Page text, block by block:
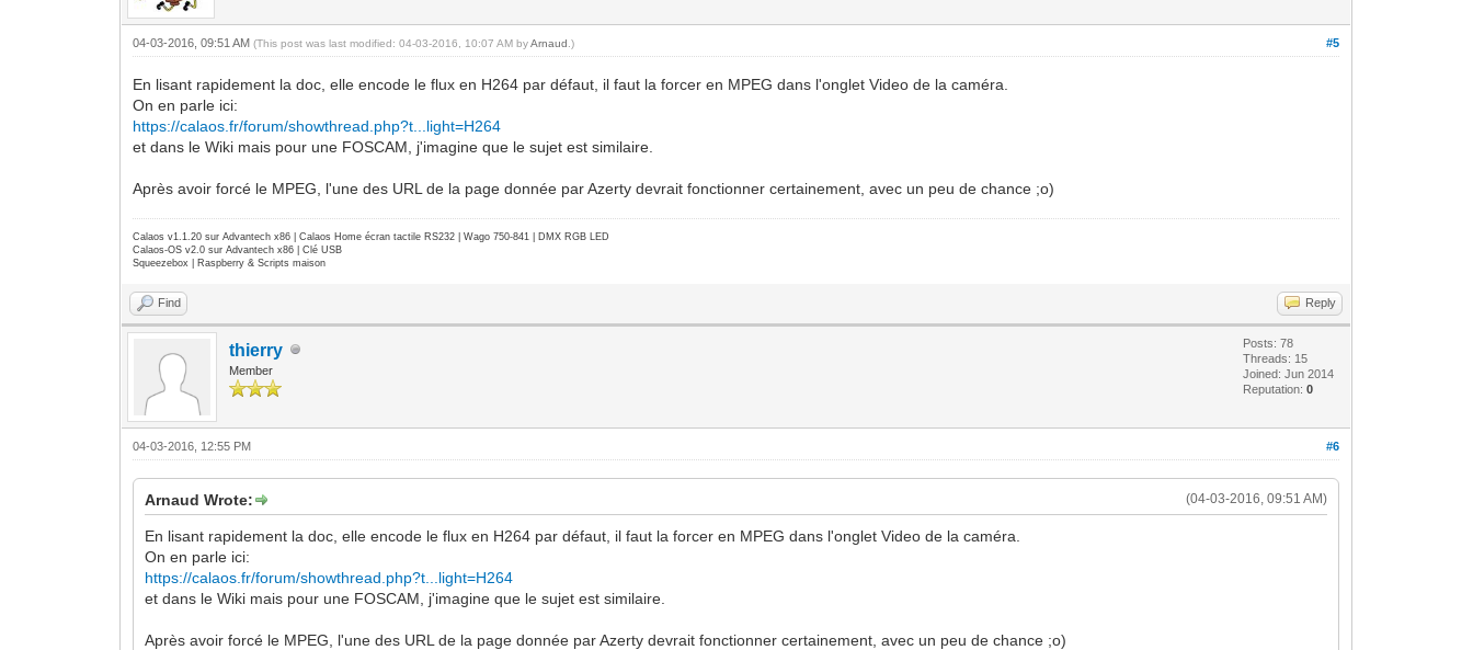
#5
04-03-2016, 09:51 AM(This post was last modified: 04-03-2016, 10:07 AM byArnaud .)
En lisant rapidement la doc, elle encode le flux en H264 par défaut, il faut la forcer en MPEG dans l'onglet Video de la caméra.
On en parle ici:
https://calaos.fr/forum/showthread.php?t...light=H264
et dans le Wiki mais pour une FOSCAM, j'imagine que le sujet est similaire.
Après avoir forcé le MPEG, l'une des URL de la page donnée par Azerty devrait fonctionner certainement, avec un peu de chance ;o)
Calaos v1.1.20 sur Advantech x86 | Calaos Home écran tactile RS232 | Wago 750-841 | DMX RGB LED
Calaos-OS v2.0 sur Advantech x86 | Clé USB
Squeezebox | Raspberry & Scripts maison
Find Reply
thierry
Member
Posts: 78
Threads: 15
Joined: Jun 2014
Reputation:0
#6
04-03-2016, 12:55 PM
(04-03-2016, 09:51 AM)
Arnaud Wrote:
En lisant rapidement la doc, elle encode le flux en H264 par défaut, il faut la forcer en MPEG dans l'onglet Video de la caméra.
On en parle ici:
https://calaos.fr/forum/showthread.php?t...light=H264
et dans le Wiki mais pour une FOSCAM, j'imagine que le sujet est similaire.
Après avoir forcé le MPEG, l'une des URL de la page donnée par Azerty devrait fonctionner certainement, avec un peu de chance ;o)